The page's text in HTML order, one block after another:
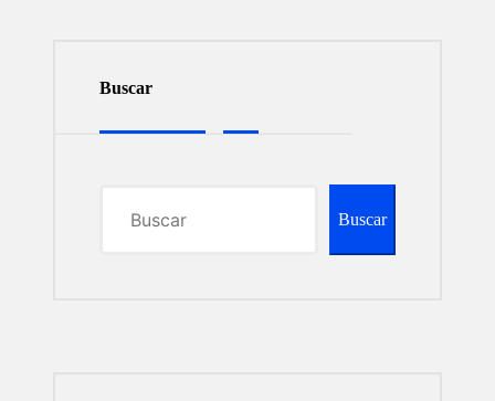
Buscar
Buscar